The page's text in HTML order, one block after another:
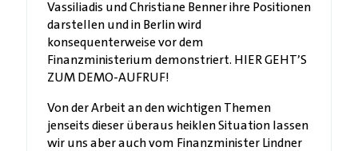
Vassiliadis und Christiane Benner ihre Positionen
darstellen und in Berlin wird
konsequenterweise vor dem
Finanzministerium demonstriert. HIER GEHT’S
ZUM DEMO-AUFRUF!
Von der Arbeit an den wichtigen Themen
jenseits dieser überaus heiklen Situation lassen
wir uns aber auch vom Finanzminister Lindner